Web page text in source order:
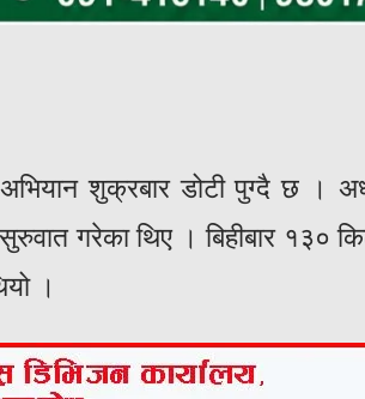
शुक्रबार डोटी पुग्दै छ ।
गरेका थिए । बिहीबार १३०
।